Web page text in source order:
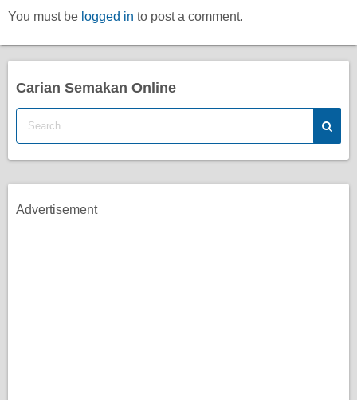
You must be logged in to post a comment.
Carian Semakan Online
Advertisement